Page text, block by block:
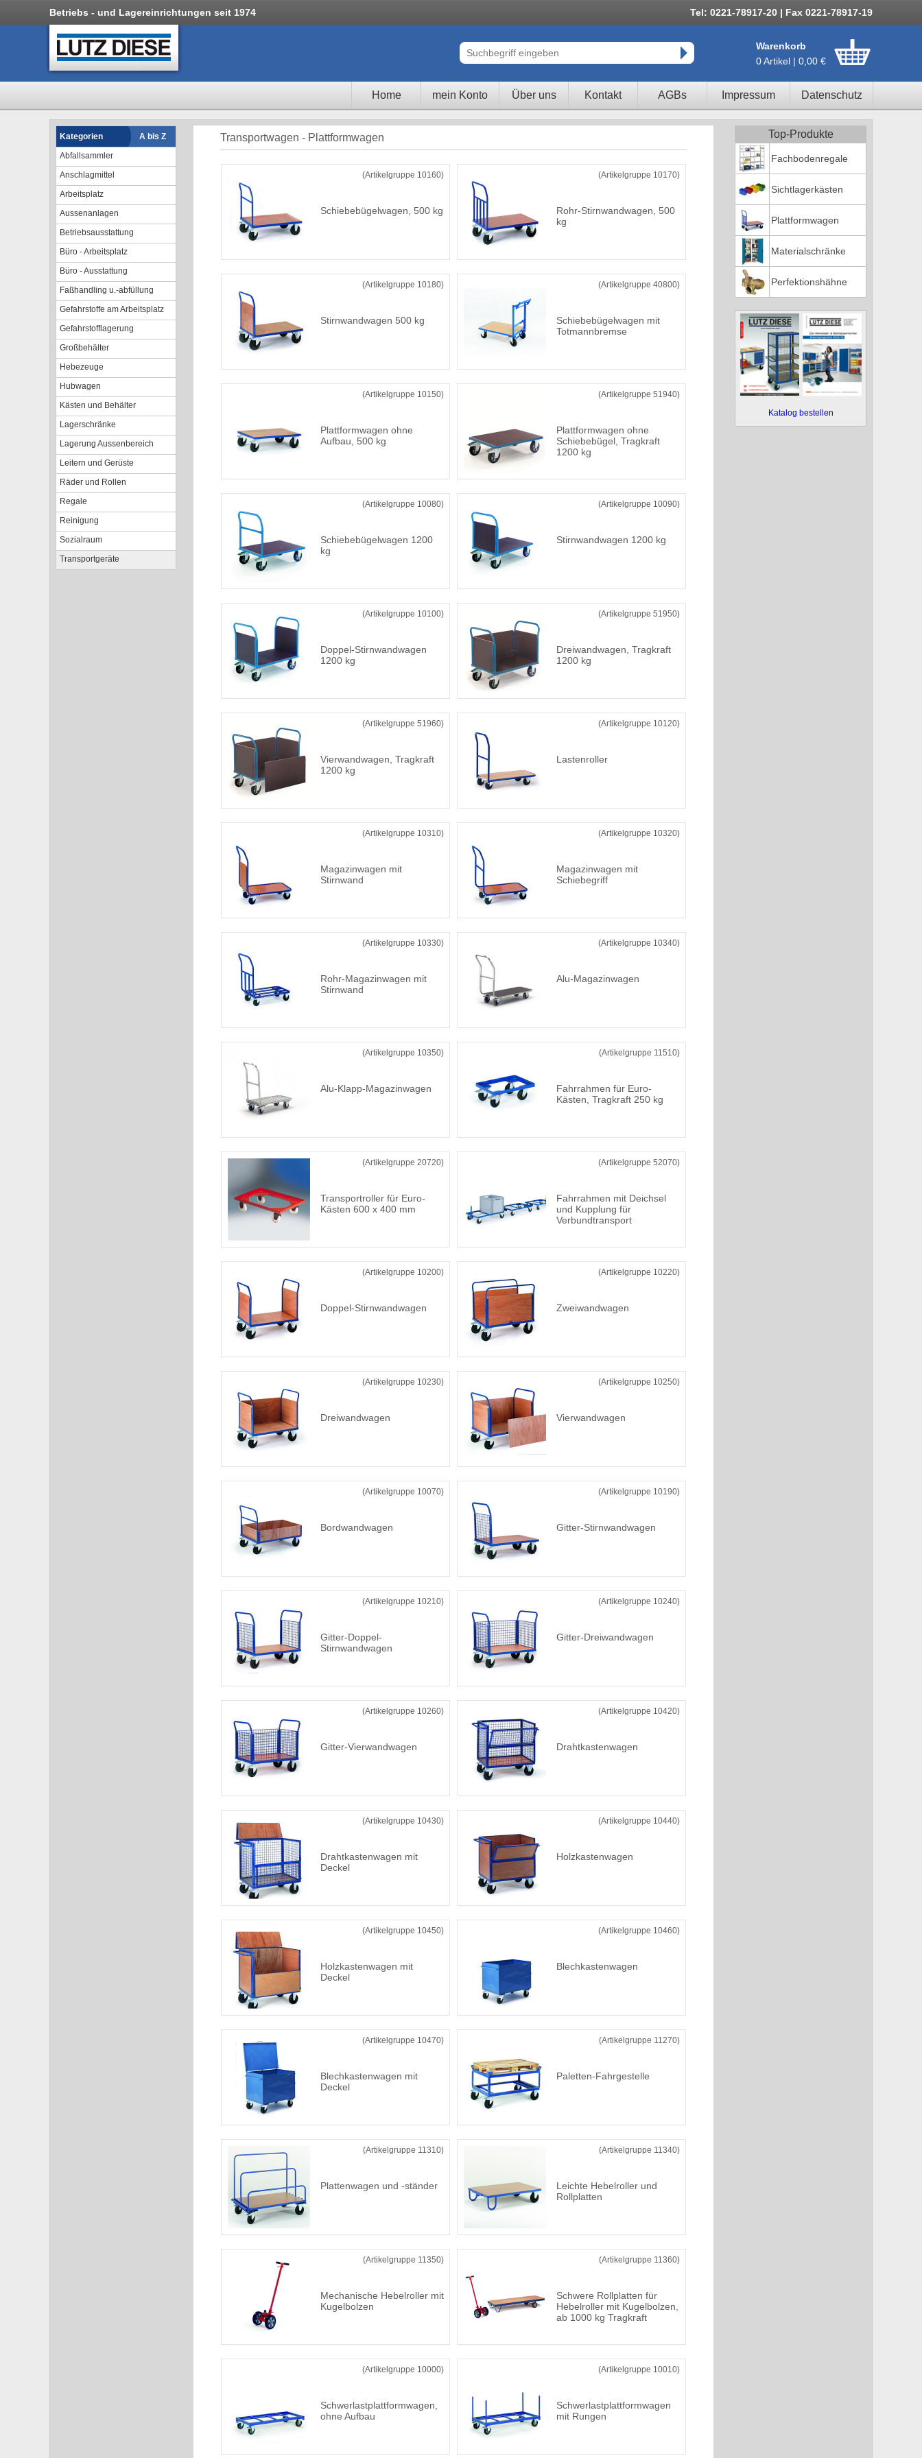
Betriebs - und Lagereinrichtungen seit 1974 Tel: 0221-78917-20 | Fax 0221-78917-19
Warenkorb
0 Artikel | 0,00 €
Home mein Konto Über uns Kontakt AGBs Impressum Datenschutz
Kategorien
A bis Z
Abfallsammler
Anschlagmittel
Arbeitsplatz
Aussenanlagen
Betriebsausstattung
Büro - Arbeitsplatz
Büro - Ausstattung
Faßhandling u.-abfüllung
Gefahrstoffe am Arbeitsplatz
Gefahrstofflagerung
Großbehälter
Hebezeuge
Hubwagen
Kästen und Behälter
Lagerschränke
Lagerung Aussenbereich
Leitern und Gerüste
Räder und Rollen
Regale
Reinigung
Sozialraum
Transportgeräte
Transportwagen - Plattformwagen
(Artikelgruppe 10160)
Schiebebügelwagen, 500 kg
(Artikelgruppe 10170)
Rohr-Stirnwandwagen, 500
kg
(Artikelgruppe 10180)
Stirnwandwagen 500 kg
(Artikelgruppe 40800)
Schiebebügelwagen mit
Totmannbremse
(Artikelgruppe 10150)
Plattformwagen ohne
Aufbau, 500 kg
(Artikelgruppe 51940)
Plattformwagen ohne
Schiebebügel, Tragkraft
1200 kg
(Artikelgruppe 10080)
Schiebebügelwagen 1200
kg
(Artikelgruppe 10090)
Stirnwandwagen 1200 kg
(Artikelgruppe 10100)
Doppel-Stirnwandwagen
1200 kg
(Artikelgruppe 51950)
Dreiwandwagen, Tragkraft
1200 kg
(Artikelgruppe 51960)
Vierwandwagen, Tragkraft
1200 kg
(Artikelgruppe 10120)
Lastenroller
(Artikelgruppe 10310)
Magazinwagen mit
Stirnwand
(Artikelgruppe 10320)
Magazinwagen mit
Schiebegriff
(Artikelgruppe 10330)
Rohr-Magazinwagen mit
Stirnwand
(Artikelgruppe 10340)
Alu-Magazinwagen
(Artikelgruppe 10350)
Alu-Klapp-Magazinwagen
(Artikelgruppe 11510)
Fahrrahmen für Euro-
Kästen, Tragkraft 250 kg
(Artikelgruppe 20720)
Transportroller für Euro-
Kästen 600 x 400 mm
(Artikelgruppe 52070)
Fahrrahmen mit Deichsel
und Kupplung für
Verbundtransport
(Artikelgruppe 10200)
Doppel-Stirnwandwagen
(Artikelgruppe 10220)
Zweiwandwagen
(Artikelgruppe 10230)
Dreiwandwagen
(Artikelgruppe 10250)
Vierwandwagen
(Artikelgruppe 10070)
Bordwandwagen
(Artikelgruppe 10190)
Gitter-Stirnwandwagen
(Artikelgruppe 10210)
Gitter-Doppel-
Stirnwandwagen
(Artikelgruppe 10240)
Gitter-Dreiwandwagen
(Artikelgruppe 10260)
Gitter-Vierwandwagen
(Artikelgruppe 10420)
Drahtkastenwagen
(Artikelgruppe 10430)
Drahtkastenwagen mit
Deckel
(Artikelgruppe 10440)
Holzkastenwagen
(Artikelgruppe 10450)
Holzkastenwagen mit
Deckel
(Artikelgruppe 10460)
Blechkastenwagen
(Artikelgruppe 10470)
Blechkastenwagen mit
Deckel
(Artikelgruppe 11270)
Paletten-Fahrgestelle
(Artikelgruppe 11310)
Plattenwagen und -ständer
(Artikelgruppe 11340)
Leichte Hebelroller und
Rollplatten
(Artikelgruppe 11350)
Mechanische Hebelroller mit
Kugelbolzen
(Artikelgruppe 11360)
Schwere Rollplatten für
Hebelroller mit Kugelbolzen,
ab 1000 kg Tragkraft
(Artikelgruppe 10000)
Schwerlastplattformwagen,
ohne Aufbau
(Artikelgruppe 10010)
Schwerlastplattformwagen
mit Rungen
Top-Produkte
Fachbodenregale
Sichtlagerkästen
Plattformwagen
Materialschränke
Perfektionshähne
Katalog bestellen